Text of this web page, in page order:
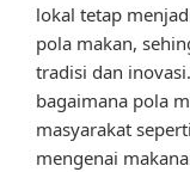
lokal tetap
pola makan,
tradisi dan
bagaimana pola
masyarakat
mengenai